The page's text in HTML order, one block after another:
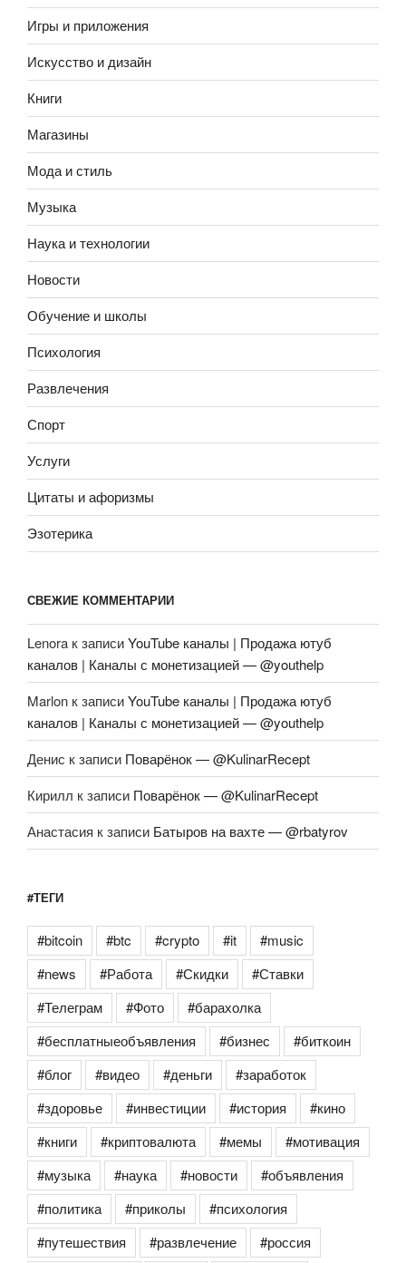
Игры и приложения
Искусство и дизайн
Книги
Магазины
Мода и стиль
Музыка
Наука и технологии
Новости
Обучение и школы
Психология
Развлечения
Спорт
Услуги
Цитаты и афоризмы
Эзотерика
СВЕЖИЕ КОММЕНТАРИИ
Lenora к записиYouTube каналы | Продажа ютуб
каналов | Каналы с монетизацией — @youthelp
Marlon к записиYouTube каналы | Продажа ютуб
каналов | Каналы с монетизацией — @youthelp
Денис к записи Поварёнок — @KulinarRecept
Кирилл к записи Поварёнок — @KulinarRecept
Анастасия к записи Батыров на вахте — @rbatyrov
#ТЕГИ
#bitcoin #btc #crypto #it
#music
#news
#Работа #Скидки
#Ставки
#Телеграм
#Фото
#барахолка
#бесплатныеобъявления
#бизнес
#биткоин
#блог
#видео #деньги
#заработок
#здоровье
#инвестиции #история
#кино
#книги
#криптовалюта #мемы
#мотивация
#музыка
#наука #новости
#объявления
#политика
#приколы
#психология
#путешествия
#развлечение
#россия